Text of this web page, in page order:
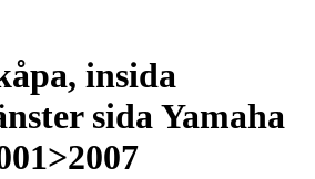
insida
sida Yamaha